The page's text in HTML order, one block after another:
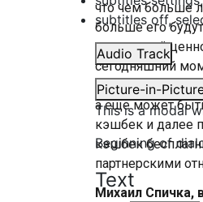
subtitles off,
Audio Track
Picture-in-
This is a modal
Beginning of
Text
что чем больше
больше его
внутренней
сегодняшний
вовлечением
а еще может
кэшбек и далее
кэшбек
партнерскими
Михаил Спичка,